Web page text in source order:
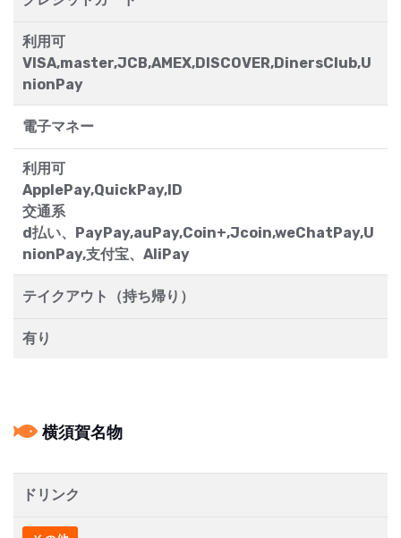
利用可
VISA,master,JCB,AMEX,DISCOVER,DinersClub,U
nionPay
電子マネー
利用可
ApplePay,QuickPay,ID
交通系
d払い、PayPay,auPay,Coin+,Jcoin,weChatPay,U
nionPay,支付宝、AliPay
テイクアウト（持ち帰り）
有り
横須賀名物
ドリンク